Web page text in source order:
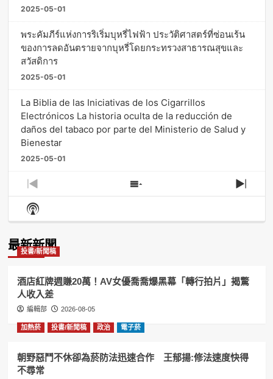
2025-05-01
พระคัมภีร์แห่งการริเริ่มบุหรี่ไฟฟ้า ประวัติศาสตร์ที่ซ่อนเร้น
ของการลดอันตรายจากบุหรี่โดยกระทรวงสาธารณสุขและ
สวัสดิการ
2025-05-01
La Biblia de las Iniciativas de los Cigarrillos
Electrónicos La historia oculta de la reducción de
daños del tabaco por parte del Ministerio de Salud y
Bienestar
2025-05-01
Previous
Episode
Show
Episodes
Next
Show
Podcast
最新新聞
投書/新聞稿
酒店紅牌週賺20萬！AV女優喬喬爆黑幕「轉行拍片」揭驚
人收入差
編輯部 2026-08-05
加熱菸 投書/新聞稿 政治 電子菸
朝野惡鬥不休卻為菸防法迅速合作 王郁揚:修法速度快得
不尋常